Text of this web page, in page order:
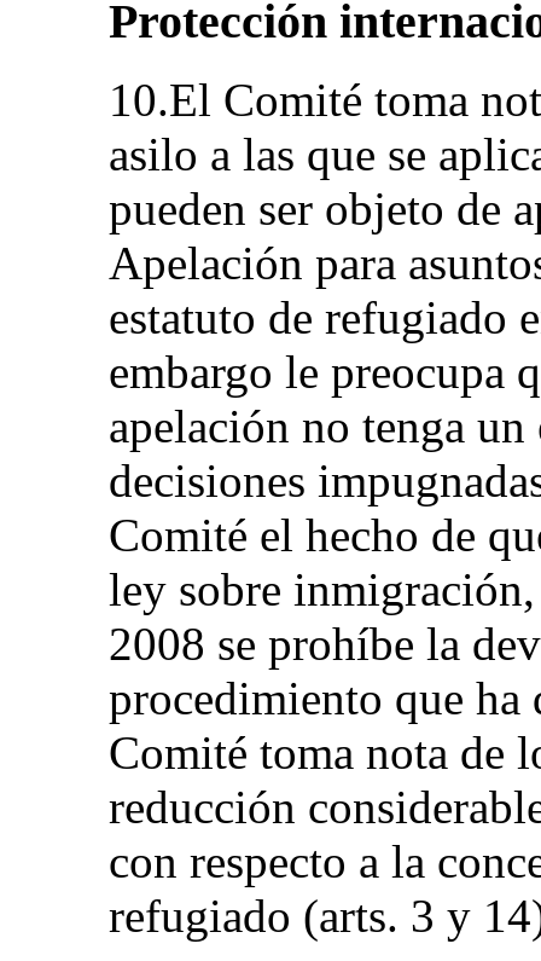
Protección
10.El Comité toma
asilo a las que se
pueden ser objeto de
Apelación para
estatuto de refugiado
embargo le preocupa
apelación no tenga
decisiones
Comité el hecho de
ley sobre
2008 se prohíbe la
procedimiento que ha
Comité toma nota de
reducción
con respecto a la
refugiado (arts. 3 y